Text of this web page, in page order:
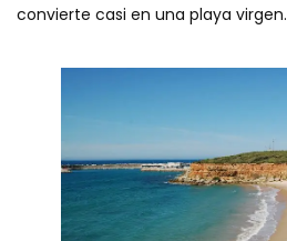
convierte casi en una playa virgen.